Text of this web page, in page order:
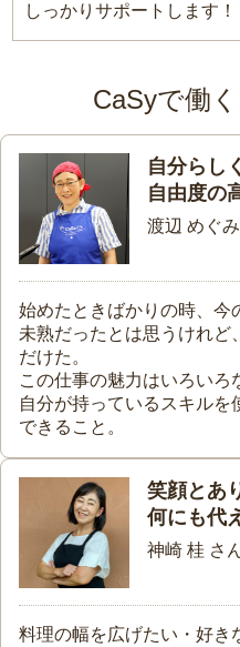
しっかりサポートします！
CaSyで働
自分らし
自由度の
渡辺 めぐ
始めたときばかりの時、今
未熟だったとは思うけれど
だけた。
この仕事の魅力はいろいろ
自分が持っているスキル
できること。
笑顔とあ
何にも代
神崎 桂 さ
料理の幅を広げたい・好き